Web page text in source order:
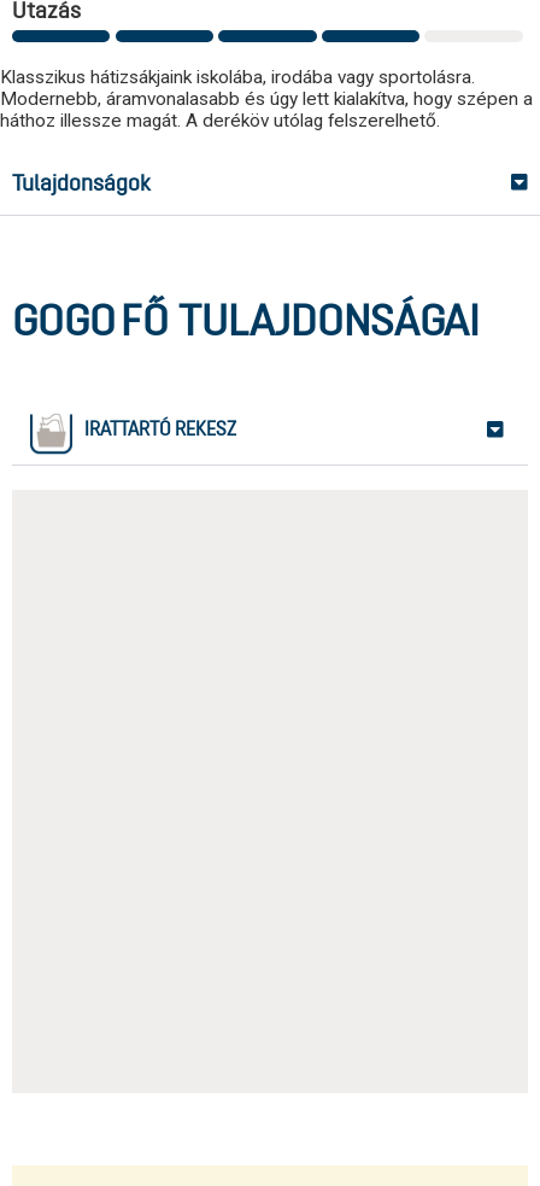
Klasszikus hátizsákjaink iskolába, irodába vagy sportolásra.
Modernebb, áramvonalasabb és úgy lett kialakítva, hogy szépen a
háthoz illessze magát. A deréköv utólag felszerelhető.
Tulajdonságok
Utazás
GOGOFŐ TULAJDONSÁGAI
IRATTARTÓ REKESZ